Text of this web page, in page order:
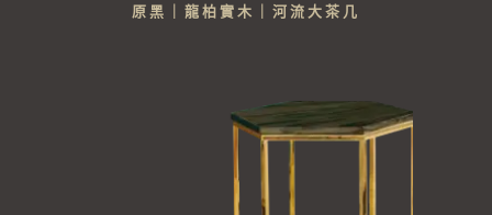
原黑｜龍柏實木｜河流大茶几